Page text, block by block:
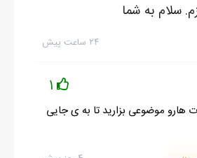
سلام به شما
۲۴ ساعت پیش
1
موضوعی بزارید تا به ی جایی